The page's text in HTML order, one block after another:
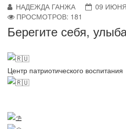
НАДЕЖДА ГАНЖА
09
ПРОСМОТРОВ: 181
Берегите себя,
Центр патриотического воспитания